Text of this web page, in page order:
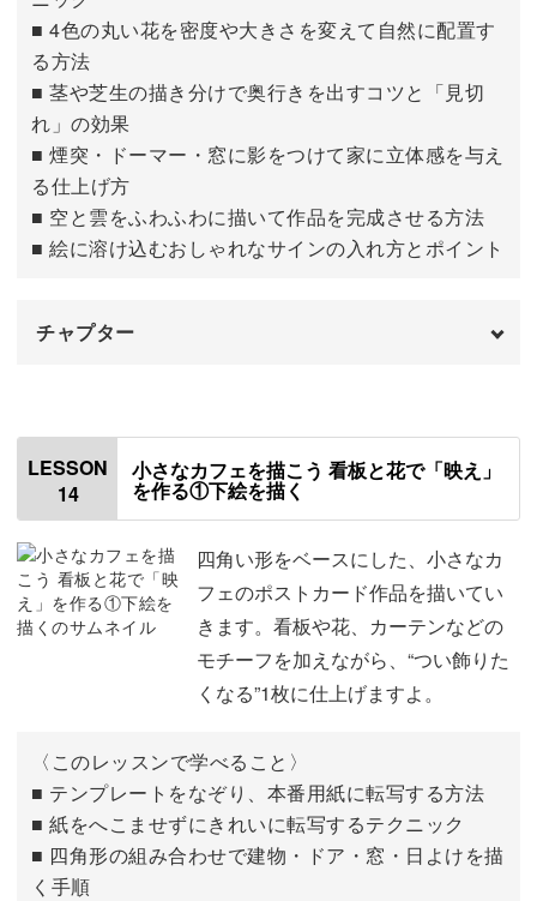
■ 4色の丸い花を密度や大きさを変えて自然に配置す
る方法
■ 茎や芝生の描き分けで奥行きを出すコツと「見切
れ」の効果
■ 煙突・ドーマー・窓に影をつけて家に立体感を与え
る仕上げ方
■ 空と雲をふわふわに描いて作品を完成させる方法
■ 絵に溶け込むおしゃれなサインの入れ方とポイント
チャプター
残りの花と草を描く
家を仕上げる
サインの入れ方 17:52
おわりに 19:59
LESSON
14
小さなカフェを描こう 看板と花で「映え」
を作る①下絵を描く
四角い形をベースにした、小さなカ
フェのポストカード作品を描いてい
きます。看板や花、カーテンなどの
モチーフを加えながら、“つい飾りた
くなる”1枚に仕上げますよ。
〈このレッスンで学べること〉
■ テンプレートをなぞり、本番用紙に転写する方法
■ 紙をへこませずにきれいに転写するテクニック
■ 四角形の組み合わせで建物・ドア・窓・日よけを描
く手順